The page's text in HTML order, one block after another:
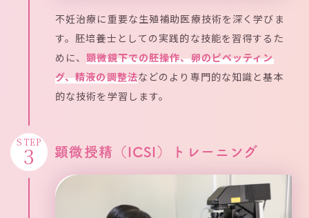
不妊治療に重要な生殖補助医療技術を深く学びま
す。胚培養士としての実践的な技能を習得するた
めに、顕微鏡下での胚操作、卵のピペッティン
グ、精液の調整法などのより専門的な知識と基本
的な技術を学習します。
STEP
3 顕微授精（ICSI）トレーニング